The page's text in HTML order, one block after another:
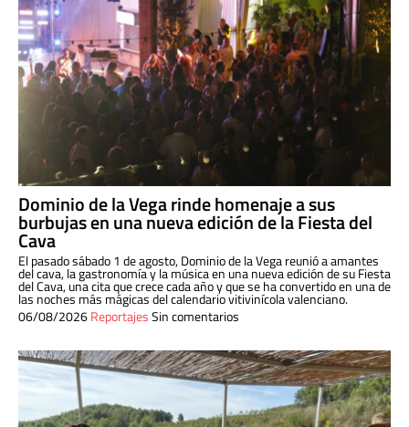
Dominio de la Vega rinde homenaje a sus
burbujas en una nueva edición de la Fiesta del
Cava
El pasado sábado 1 de agosto, Dominio de la Vega reunió a amantes
del cava, la gastronomía y la música en una nueva edición de su Fiesta
del Cava, una cita que crece cada año y que se ha convertido en una de
las noches más mágicas del calendario vitivinícola valenciano.
06/08/2026ReportajesSin comentarios